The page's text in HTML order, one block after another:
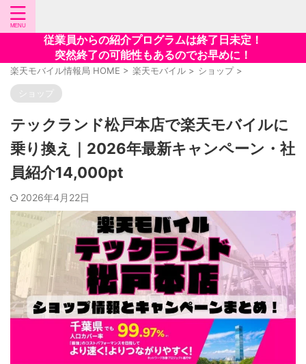
従業員からの紹介プログラムは終了日未定！
突然終了の可能性もあるのでお早めに！
楽天モバイル情報局 HOME > 楽天モバイル > ショップ >
ショップ
テックランド松戸本店で楽天モバイルに
乗り換え｜2026年最新キャンペーン・社
員紹介14,000pt
2026年4月22日